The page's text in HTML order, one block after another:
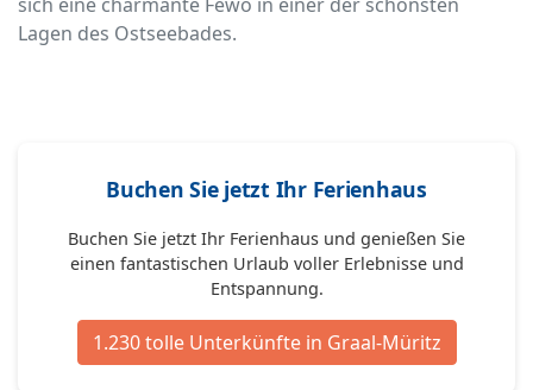
Lagen des Ostseebades.
Buchen Sie jetzt Ihr Ferienhaus
Buchen Sie jetzt Ihr Ferienhaus und genießen Sie
einen fantastischen Urlaub voller Erlebnisse und
Entspannung.
1.230 tolle Unterkünfte in Graal-Müritz